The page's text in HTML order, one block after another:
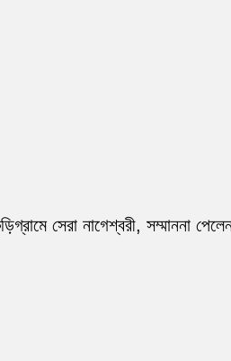
সেরা নাগেশ্বরী, সম্মাননা